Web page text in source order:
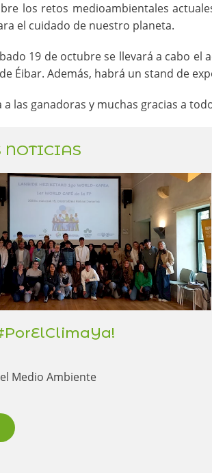
los retos medioambientales
el cuidado de nuestro planeta.
19 de octubre se llevará a cabo
Éibar. Además, habrá un stand de
a las ganadoras y muchas gracias a
Medio Ambiente